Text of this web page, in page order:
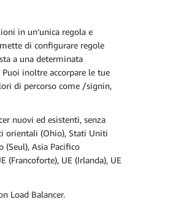
in un’unica regola e
di configurare regole
a una determinata
inoltre accorpare le tue
di percorso come /signin,
nuovi ed esistenti, senza
orientali (Ohio), Stati Uniti
Asia Pacifico
(Francoforte), UE (Irlanda), UE
Load Balancer.